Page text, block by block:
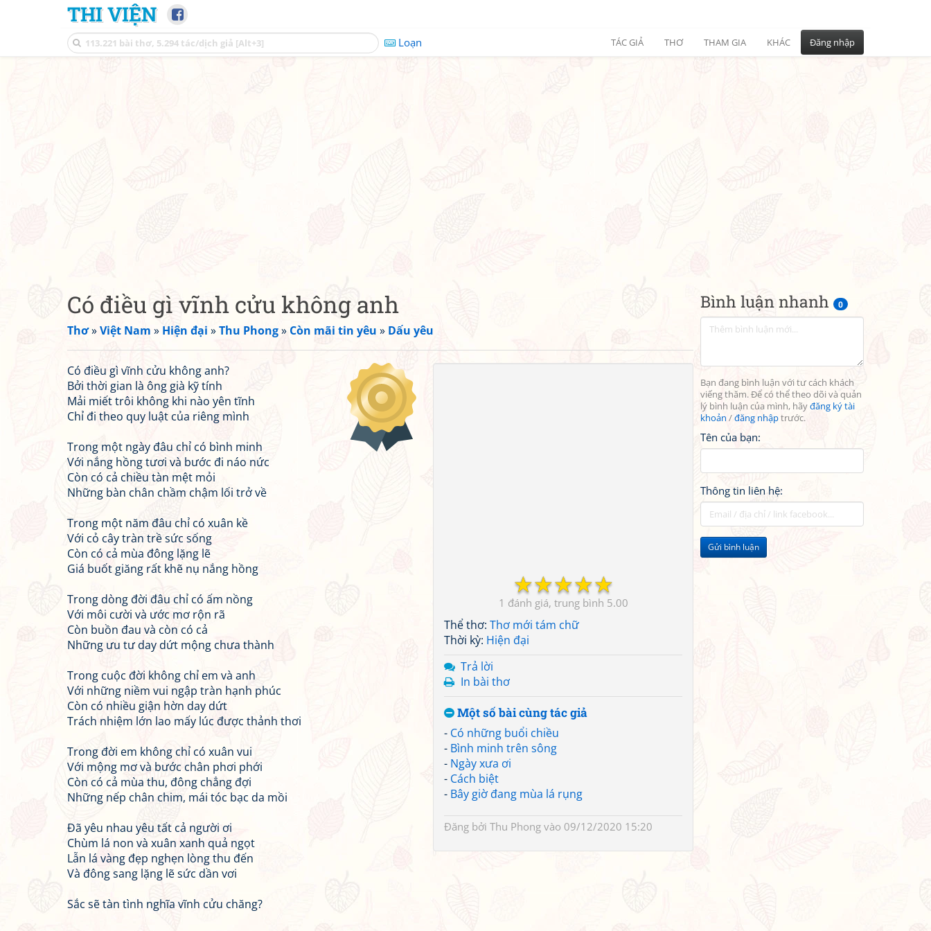
THI VIỆN
Loạn TÁC GIẢ THƠ THAM GIA KHÁC Đăng nhập
Bình luận nhanh 0
Bạn đang bình luận với tư cách khách
viếng thăm. Để có thể theo dõi và quản
lý bình luận của mình, hãyđăng ký tài
khoản /đăng nhậptrước.
Tên của bạn:
Thông tin liên hệ:
Gửi bình luận
Có điều gì vĩnh cửu không anh
Thơ»Việt Nam » Hiện đại »Thu Phong» Còn mãi tin yêu » Dấu yêu
☆
☆
☆
☆
☆
1 5.00
Thể thơ: Thơ mới tám chữ
Thời kỳ: Hiện đại
Trả lời
In bài thơ
Một số bài cùng tác giả
- Có những buổi chiều
- Bình minh trên sông
- Ngày xưa ơi
- Cách biệt
- Bây giờ đang mùa lá rụng
Đăng bởi Thu Phong vào 09/12/2020 15:20
Có điều gì vĩnh cửu không anh?
Bởi thời gian là ông già kỹ tính
Mải miết trôi không khi nào yên tĩnh
Chỉ đi theo quy luật của riêng mình
Trong một ngày đâu chỉ có bình minh
Với nắng hồng tươi và bước đi náo nức
Còn có cả chiều tàn mệt mỏi
Những bàn chân chầm chậm lối trở về
Trong một năm đâu chỉ có xuân kề
Với cỏ cây tràn trề sức sống
Còn có cả mùa đông lặng lẽ
Giá buốt giăng rất khẽ nụ nắng hồng
Trong dòng đời đâu chỉ có ấm nồng
Với môi cười và ước mơ rộn rã
Còn buồn đau và còn có cả
Những ưu tư day dứt mộng chưa thành
Trong cuộc đời không chỉ em và anh
Với những niềm vui ngập tràn hạnh phúc
Còn có nhiều giận hờn day dứt
Trách nhiệm lớn lao mấy lúc được thảnh thơi
Trong đời em không chỉ có xuân vui
Với mộng mơ và bước chân phơi phới
Còn có cả mùa thu, đông chẳng đợi
Những nếp chân chim, mái tóc bạc da mồi
Đã yêu nhau yêu tất cả người ơi
Chùm lá non và xuân xanh quả ngọt
Lẫn lá vàng đẹp nghẹn lòng thu đến
Và đông sang lặng lẽ sức dần vơi
Sắc sẽ tàn tình nghĩa vĩnh cửu chăng?